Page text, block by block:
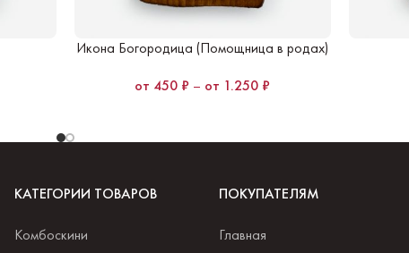
Икона Богородица (Помощница в родах)
450 ₽ – 1.250 ₽
КАТЕГОРИИ ТОВАРОВ
Комбоскини
ПОКУПАТЕЛЯМ
Главная